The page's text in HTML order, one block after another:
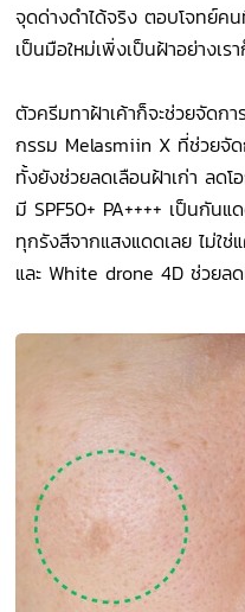
จุดด่างดำได้จริง ตอบโจทย์ค
เป็นมือใหม่เพิ่งเป็นฝ้าอย่างเร
ตัวครีมทาฝ้าเค้าก็จะช่วยจัดก
กรรม Melasmiin X ที่ช่วยจั
ทั้งยังช่วยลดเลือนฝ้าเก่า ลด
มี SPF50+ PA++++ เป็นกัน
ทุกรังสีจากแสงแดดเลย ไม่ใช่
และ White drone 4D ช่วยล